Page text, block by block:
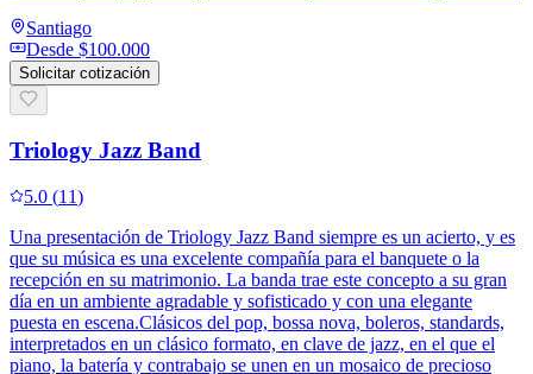
Santiago
Desde $100.000
Solicitar cotización
Triology Jazz Band
5.0 (11)
Una presentación de Triology Jazz Band siempre es un acierto, y es
que su música es una excelente compañía para el banquete o la
recepción en su matrimonio. La banda trae este concepto a su gran
día en un ambiente agradable y sofisticado y con una elegante
puesta en escena.Clásicos del pop, bossa nova, boleros, standards,
interpretados en un clásico formato, en clave de jazz, en el que el
piano, la batería y contrabajo se unen en un mosaico de precioso